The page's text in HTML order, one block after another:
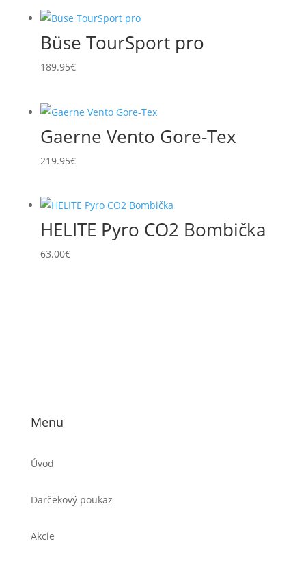
Büse TourSport pro
189.95€
Gaerne Vento Gore-Tex
219.95€
HELITE Pyro CO2 Bombička
63.00€
Menu
Úvod
Darčekový poukaz
Akcie